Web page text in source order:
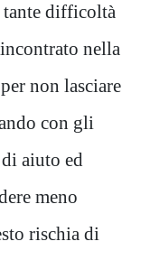
difficoltà
nella
non lasciare
con gli
aiuto ed
meno
rischia di